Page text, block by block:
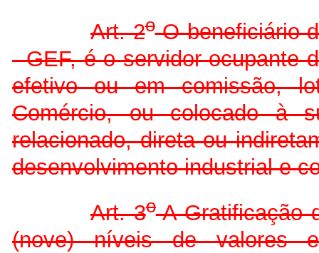
Art. 2oO beneficiário
- GEF, é o servidor ocupante
efetivo ou em comissão,
Comércio, ou colocado à
relacionado, direta ou
desenvolvimento industrial e
Art. 3oA Gratificação
(nove) níveis de valores